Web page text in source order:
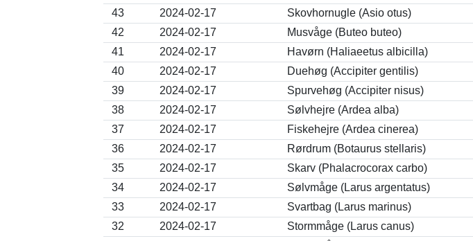
43
2024-02-17
Skovhornugle (Asio otus)
42
2024-02-17
Musvåge (Buteo buteo)
41
2024-02-17
Havørn (Haliaeetus albicilla)
40
2024-02-17
Duehøg (Accipiter gentilis)
39
2024-02-17
Spurvehøg (Accipiter nisus)
38
2024-02-17
Sølvhejre (Ardea alba)
37
2024-02-17
Fiskehejre (Ardea cinerea)
36
2024-02-17
Rørdrum (Botaurus stellaris)
35
2024-02-17
Skarv (Phalacrocorax carbo)
34
2024-02-17
Sølvmåge (Larus argentatus)
33
2024-02-17
Svartbag (Larus marinus)
32
2024-02-17
Stormmåge (Larus canus)